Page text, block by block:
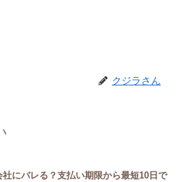
クジラさん
社にバレる？支払い期限から最短10日で